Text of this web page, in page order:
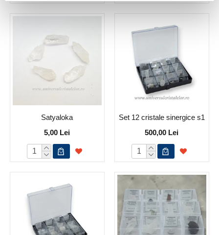
Satyaloka
5,00 Lei
Set 12 cristale sinergice s1
500,00 Lei